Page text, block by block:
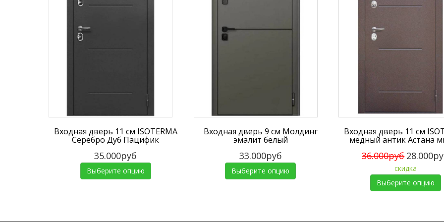
Входная дверь 11 см ISOTERMA
Серебро Дуб Пацифик
35.000руб
Выберите опцию
Входная дверь 9 см Молдинг
эмалит белый
33.000руб
Выберите опцию
Входная дверь 11 см
медный антик Астана
36.000руб
скидка
Выберите опцию